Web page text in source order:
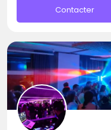
Contacter